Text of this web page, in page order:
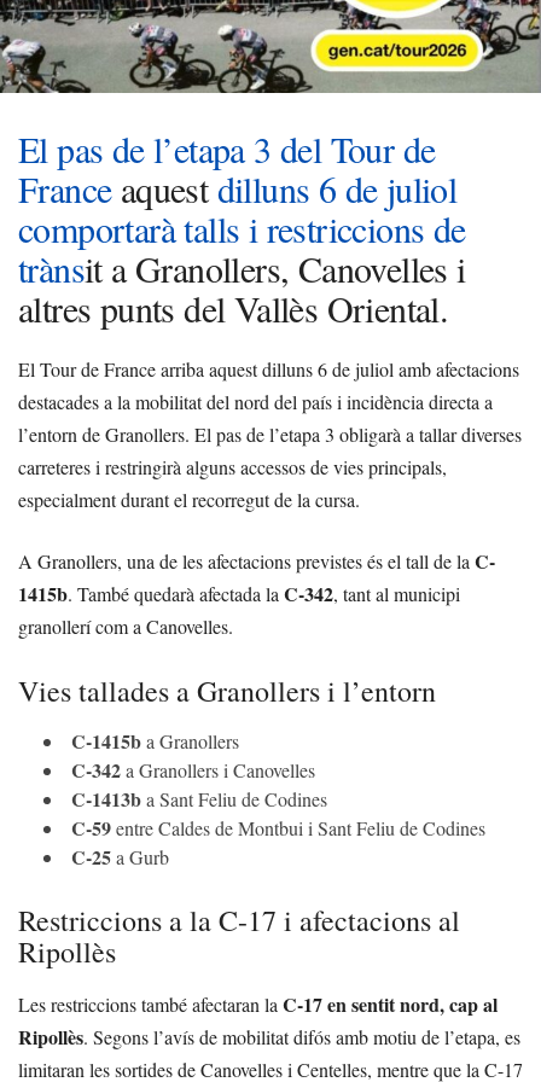
El pas de l’etapa 3 del Tour de
Franceaquestdilluns 6 de juliol
comportarà talls i restriccions de
trànsit a Granollers, Canovelles i
altres punts del Vallès Oriental.
El Tour de France arriba aquest dilluns 6 de juliol amb afectacions
destacades a la mobilitat del nord del país i incidència directa a
l’entorn de Granollers. El pas de l’etapa 3 obligarà a tallar diverses
carreteres i restringirà alguns accessos de vies principals,
especialment durant el recorregut de la cursa.
A Granollers, una de les afectacions previstes és el tall de la C-
1415b. També quedarà afectada la C-342, tant al municipi
granollerí com a Canovelles.
Vies tallades a Granollers i l’entorn
C-1415ba Granollers
C-342a Granollers i Canovelles
C-1413ba Sant Feliu de Codines
C-59entre Caldes de Montbui i Sant Feliu de Codines
C-25a Gurb
Restriccions a la C-17 i afectacions al
Ripollès
Les restriccions també afectaran la C-17 en sentit nord, cap al
Ripollès. Segons l’avís de mobilitat difós amb motiu de l’etapa, es
limitaran les sortides de Canovelles i Centelles, mentre que la C-17